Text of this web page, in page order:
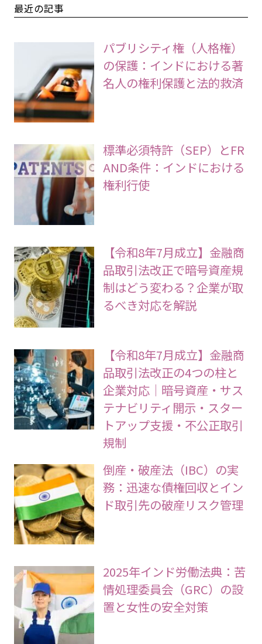
最近の記事
パブリシティ権（人格権）
の保護：インドにおける著
名人の権利保護と法的救済
標準必須特許（SEP）とFR
AND条件：インドにおける
権利行使
【令和8年7月成立】金融商
品取引法改正で暗号資産規
制はどう変わる？企業が取
るべき対応を解説
【令和8年7月成立】金融商
品取引法改正の4つの柱と
企業対応｜暗号資産・サス
テナビリティ開示・スター
トアップ支援・不公正取引
規制
倒産・破産法（IBC）の実
務：迅速な債権回収とイン
ド取引先の破産リスク管理
2025年インド労働法典：苦
情処理委員会（GRC）の設
置と女性の安全対策